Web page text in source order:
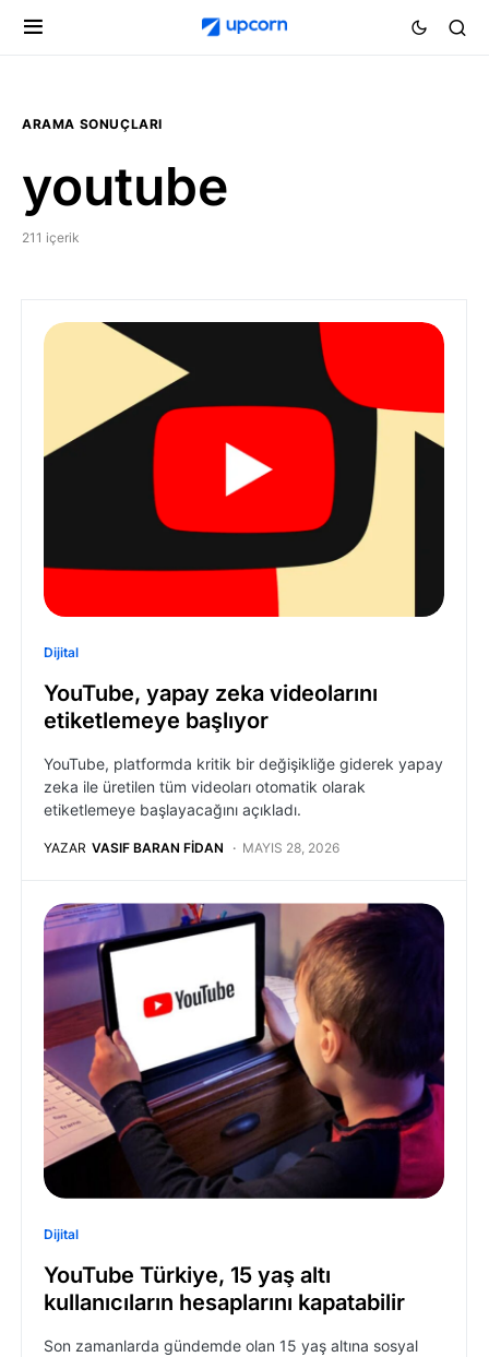
ARAMA SONUÇLARI
youtube
211 içerik
Dijital
YouTube, yapay zeka videolarını
etiketlemeye başlıyor
YouTube, platformda kritik bir değişikliğe giderek yapay
zeka ile üretilen tüm videoları otomatik olarak
etiketlemeye başlayacağını açıkladı.
YAZAR VASIF BARAN FIDAN MAYIS 28, 2026
Dijital
YouTube Türkiye, 15 yaş altı
kullanıcıların hesaplarını kapatabilir
Son zamanlarda gündemde olan 15 yaş altına sosyal